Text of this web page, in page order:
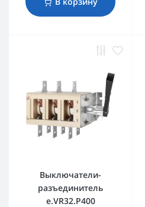
Выключатели-
разъединитель
e.VR32.P400